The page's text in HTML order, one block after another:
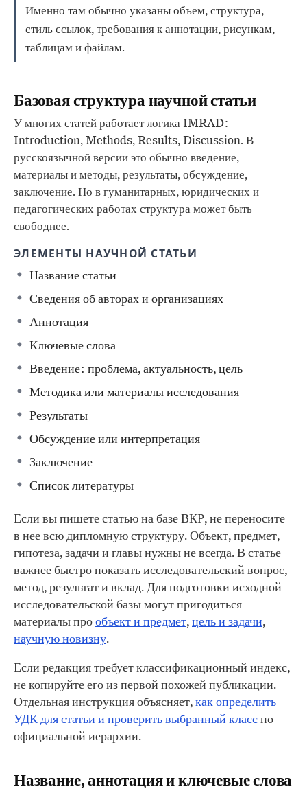
Именно там обычно указаны объем, структура,
стиль ссылок, требования к аннотации, рисункам,
таблицам и файлам.
Базовая структура научной статьи
У многих статей работает логика IMRAD:
Introduction, Methods, Results, Discussion. В
русскоязычной версии это обычно введение,
материалы и методы, результаты, обсуждение,
заключение. Но в гуманитарных, юридических и
педагогических работах структура может быть
свободнее.
ЭЛЕМЕНТЫ НАУЧНОЙ СТАТЬИ
Название статьи
Сведения об авторах и организациях
Аннотация
Ключевые слова
Введение: проблема, актуальность, цель
Методика или материалы исследования
Результаты
Обсуждение или интерпретация
Заключение
Список литературы
Если вы пишете статью на базе ВКР, не переносите
в нее всю дипломную структуру. Объект, предмет,
гипотеза, задачи и главы нужны не всегда. В статье
важнее быстро показать исследовательский вопрос,
метод, результат и вклад. Для подготовки исходной
исследовательской базы могут пригодиться
материалы прообъект и предмет,цель и задачи,
научную новизну.
Если редакция требует классификационный индекс,
не копируйте его из первой похожей публикации.
Отдельная инструкция объясняет,как определить
УДК для статьи и проверить выбранный класспо
официальной иерархии.
Название, аннотация и ключевые слова